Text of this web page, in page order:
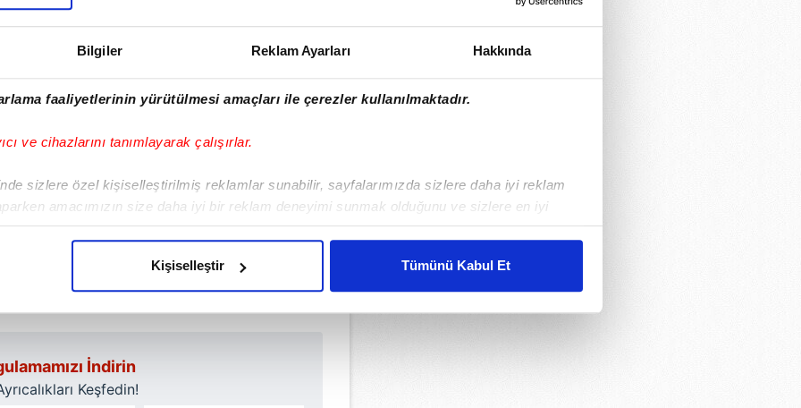
Bilgiler Reklam Ayarları Hakkında
faaliyetlerinin yürütülmesi amaçları ile çerezler kullanılmaktadır.
ve cihazlarını tanımlayarak çalışırlar.
sizlere özel kişiselleştirilmiş reklamlar sunabilir, sayfalarımızda sizlere daha iyi reklam
amacımızın size daha iyi bir reklam deneyimi sunmak olduğunu ve sizlere en iyi
gelen çabayı gösterdiğimizi ve bu noktada, reklamların maliyetlerimizi karşılamak
çerezlere izin vermedikleri takdirde, kullanıcılara hedefli reklamlar gösterilmeyecektir."
verileriniz işlenmekte olup gerekli olan çerezler bilgi toplumu hizmetlerinin sunulması
çerezler, sitemizin daha işlevsel kılınması ve kişiselleştirilmesi ve sizlere yönelik
amaçlarıyla sınırlı olarak açık rızanız dahilinde kullanılacaktır.
Kişiselleştir Tümünü Kabul Et
sekreterden öteye gidemediklerini
İndirin
Keşfedin!